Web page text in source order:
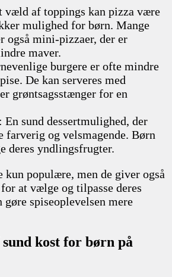
væld af toppings kan pizza være
mulighed for børn. Mange
også mini-pizzaer, der er
maver.
burgere er ofte mindre
De kan serveres med
grøntsagsstænger for en
: En sund dessertmulighed, der
farverig og velsmagende. Børn
deres yndlingsfrugter.
kun populære, men de giver også
at vælge og tilpasse deres
spiseoplevelsen mere
kost for børn på